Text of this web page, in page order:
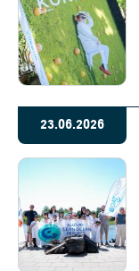
23.06.2026